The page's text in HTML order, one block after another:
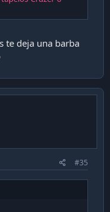
te deja una barba
#35